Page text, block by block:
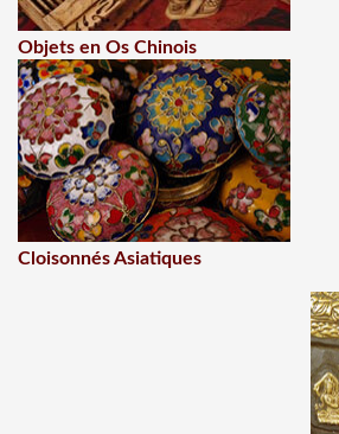
Objets en Os Chinois
Cloisonnés Asiatiques